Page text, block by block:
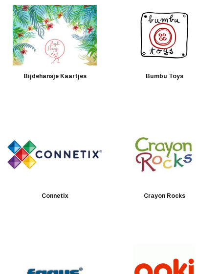
Bijdehansje Kaartjes Bumbu Toys
Connetix Crayon Rocks